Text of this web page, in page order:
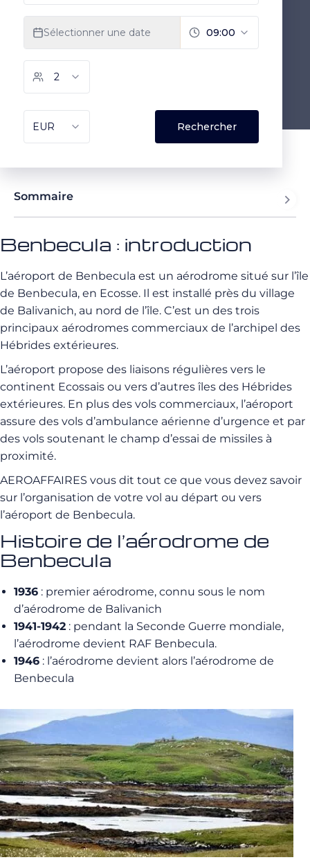
Sommaire
Benbecula : introduction
L’aéroport de Benbecula est un aérodrome situé sur l’île
de Benbecula, en Ecosse. Il est installé près du village
de Balivanich, au nord de l’île. C’est un des trois
principaux aérodromes commerciaux de l’archipel des
Hébrides extérieures.
L’aéroport propose des liaisons régulières vers le
continent Ecossais ou vers d’autres îles des Hébrides
extérieures. En plus des vols commerciaux, l’aéroport
assure des vols d’ambulance aérienne d’urgence et par
des vols soutenant le champ d’essai de missiles à
proximité.
AEROAFFAIRES vous dit tout ce que vous devez savoir
sur l’organisation de votre vol au départ ou vers
l’aéroport de Benbecula.
Histoire de l’aérodrome de
Benbecula
1936 : premier aérodrome, connu sous le nom
d’aérodrome de Balivanich
1941-1942 : pendant la Seconde Guerre mondiale,
l’aérodrome devient RAF Benbecula.
1946 : l’aérodrome devient alors l’aérodrome de
Benbecula